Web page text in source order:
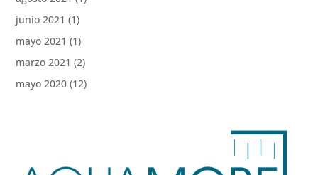
junio 2021 (1)
mayo 2021 (1)
marzo 2021 (2)
mayo 2020 (12)